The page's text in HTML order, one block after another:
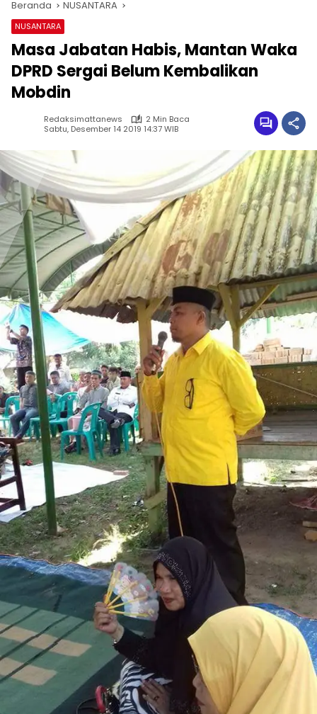
Beranda NUSANTARA
NUSANTARA
Masa Jabatan Habis, Mantan Waka
DPRD Sergai Belum Kembalikan
Mobdin
Redaksimattanews
2 Min Baca
Sabtu, Desember 14 2019 14:37 WIB